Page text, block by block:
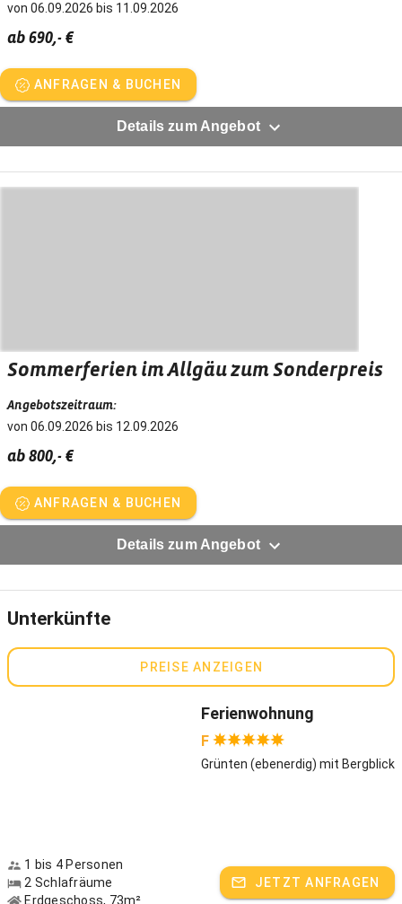
von 06.09.2026 bis 11.09.2026
ab 690,- €
ANFRAGEN & BUCHEN
Details zum Angebot
Sommerferien im Allgäu zum Sonderpreis
Angebotszeitraum:
von 06.09.2026 bis 12.09.2026
ab 800,- €
ANFRAGEN & BUCHEN
Details zum Angebot
Unterkünfte
PREISE ANZEIGEN
Ferienwohnung
F
Grünten (ebenerdig) mit Bergblick
1 bis 4 Personen
2 Schlafräume
Erdgeschoss, 73m²
JETZT ANFRAGEN